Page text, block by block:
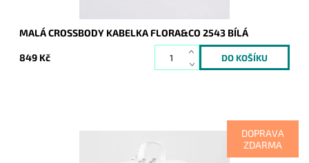
MALÁ CROSSBODY KABELKA FLORA&CO 2543 BÍLÁ
849 Kč
DOPRAVA
ZDARMA
Kožený batoh 7750 střední až velké velikosti, který se díky